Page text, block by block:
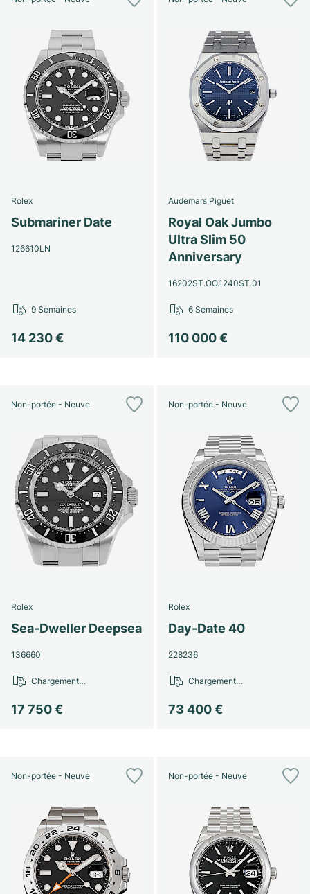
Rolex
Submariner Date
126610LN
14 230 €
9 Semaines
Audemars Piguet
Royal Oak Jumbo
Ultra Slim 50
Anniversary
16202ST.OO.1240ST.01
110 000 €
6 Semaines
Non-portée - Neuve
Rolex
Sea-Dweller Deepsea
136660
17 750 €
Chargement…
Non-portée - Neuve
Rolex
Day-Date 40
228236
73 400 €
Chargement…
Non-portée - Neuve Non-portée - Neuve